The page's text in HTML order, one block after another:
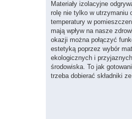
Materiały izolacyjne
rolę nie tylko w utrzymaniu
temperatury w
mają wpływ na nasze
okazji można połączyć
estetyką poprzez wybór
ekologicznych i
środowiska. To jak
trzeba dobierać składniki